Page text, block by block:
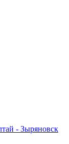
- Зыряновск